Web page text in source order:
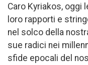
Caro Kyriakos, oggi
loro rapporti e
nel solco della
sue radici nei
sfide epocali del